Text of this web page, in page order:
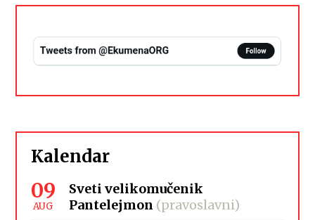
Kalendar
09
AUG
Sveti velikomučenik
Pantelejmon (pravoslavni)